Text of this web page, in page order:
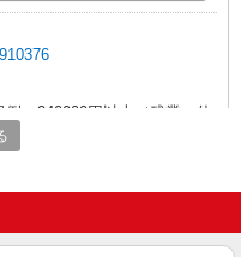
：240000円以上（残業・休
ます） 交通費全額支